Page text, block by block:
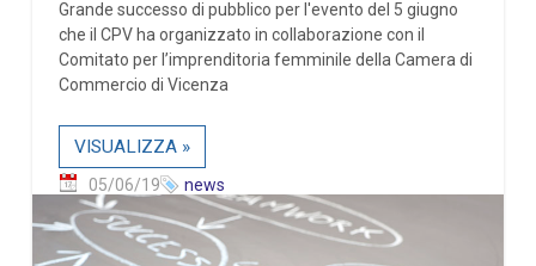
Grande successo di pubblico per l'evento del 5 giugno
che il CPV ha organizzato in collaborazione con il
Comitato per l’imprenditoria femminile della Camera di
Commercio di Vicenza
VISUALIZZA »
05/06/19 news